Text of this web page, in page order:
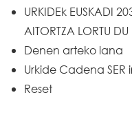
URKIDEk EUSKADI
AITORTZA LORTU DU
Denen arteko lana
Urkide Cadena SER
Reset